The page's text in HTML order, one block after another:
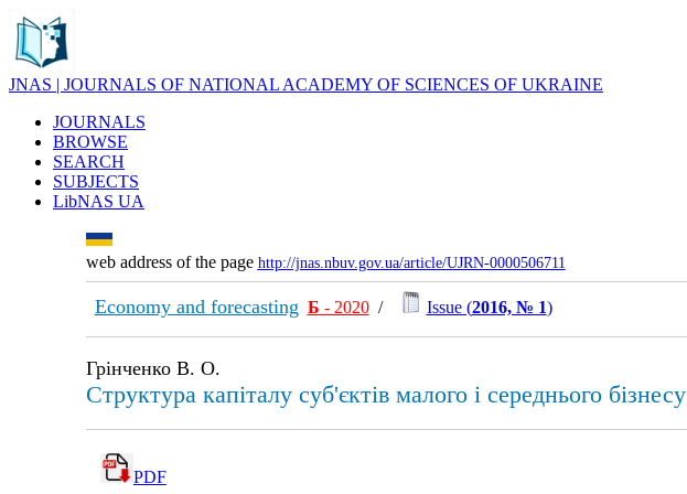
JNAS | JOURNALS OF NATIONAL ACADEMY OF SCIENCES OF UKRAINE
JOURNALS
BROWSE
SEARCH
SUBJECTS
LibNAS UA
web address of the page http://jnas.nbuv.gov.ua/article/UJRN-0000506711
Economy and forecasting Б - 2020/ Issue (2016, № 1)
Грінченко В. О.
Структура капіталу суб'єктів малого і середнього бізнесу
PDF